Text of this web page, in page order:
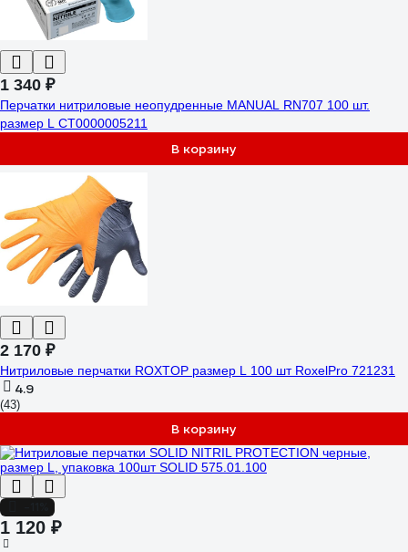
1 340 ₽
Перчатки нитриловые неопудренные MANUAL RN707 100 шт.
размер L CT0000005211
В корзину
2 170 ₽
Нитриловые перчатки ROXTOP размер L 100 шт RoxelPro 721231
4.9
(43)
В корзину
1 120 ₽